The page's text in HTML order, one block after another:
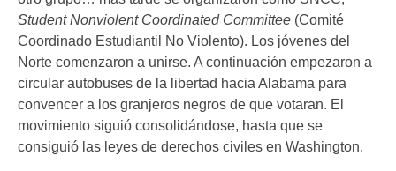
Student Nonviolent Coordinated Committee (Comité
Coordinado Estudiantil No Violento). Los jóvenes del
Norte comenzaron a unirse. A continuación empezaron a
circular autobuses de la libertad hacia Alabama para
convencer a los granjeros negros de que votaran. El
movimiento siguió consolidándose, hasta que se
consiguió las leyes de derechos civiles en Washington.